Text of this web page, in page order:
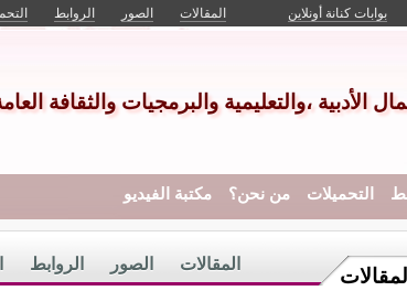
بوابات كنانة أونلاين المقالات الصور الروابط
الأدبية ،والتعليمية والبرمجيات والثقافة
التحميلات من نحن؟ مكتبة الفيديو
المقالات
الروابط الصور المقالات